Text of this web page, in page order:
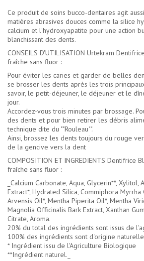
Ce produit de soins bucco-dentaires agit
matières abrasives douces comme la silice
calcium et l'hydroxyapatite pour une action
blanchissant des dents.
CONSEILS D'UTILISATION Urtekram
fraîche sans fluor :
Pour éviter les caries et garder de belles
se brosser les dents après les trois
savoir, le petit-déjeuner, le déjeuner et le
jour.
Accordez-vous trois minutes par brossage.
des dents et pour bien retirer les débris
technique dite du ""Rouleau"".
Ainsi, brossez les dents toujours du rouge
de la gencive vers la dent
COMPOSITION ET INGREDIENTS Dentifrice
fraîche sans fluor :
_Calcium Carbonate, Aqua, Glycerin**,
Extract*, Hydrated Silica, Commiphora Myrrha
Arvensis Oil*, Mentha Piperita Oil*, Mentha
Magnolia Officinalis Bark Extract, Xanthan
Citrate, Aroma.
20% du total des ingrédients sont issus de
100% des ingrédients sont d'origine naturelle
* Ingrédient issu de l'Agriculture Biologique
**Ingrédient naturel._